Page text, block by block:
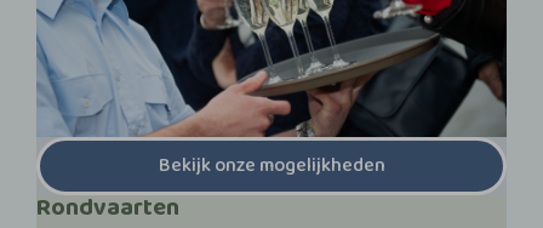
Bekijk onze mogelijkheden
Rondvaarten